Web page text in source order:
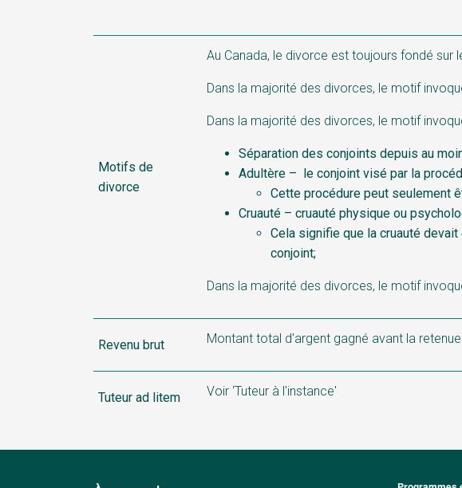
Motifs de
divorce
Au Canada, le divorce est toujours fondé sur
Dans la majorité des divorces, le motif
Dans la majorité des divorces, le motif
Séparation des conjoints depuis au
Adultère – le conjoint visé par la
Cette procédure peut seulement
Cruauté – cruauté physique ou
Cela signifie que la cruauté
conjoint;
Dans la majorité des divorces, le motif
Revenu brut Montant total d'argent gagné avant la
Tuteur ad litem Voir ‘Tuteur à l'instance'